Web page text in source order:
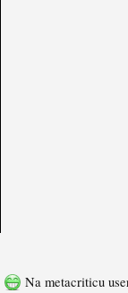
Na metacriticu